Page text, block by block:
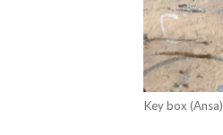
Key box (Ansa)